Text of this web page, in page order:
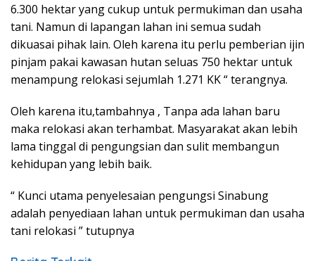
6.300 hektar yang cukup untuk permukiman dan usaha
tani. Namun di lapangan lahan ini semua sudah
dikuasai pihak lain. Oleh karena itu perlu pemberian ijin
pinjam pakai kawasan hutan seluas 750 hektar untuk
menampung relokasi sejumlah 1.271 KK “ terangnya.
Oleh karena itu,tambahnya , Tanpa ada lahan baru
maka relokasi akan terhambat. Masyarakat akan lebih
lama tinggal di pengungsian dan sulit membangun
kehidupan yang lebih baik.
“ Kunci utama penyelesaian pengungsi Sinabung
adalah penyediaan lahan untuk permukiman dan usaha
tani relokasi ” tutupnya